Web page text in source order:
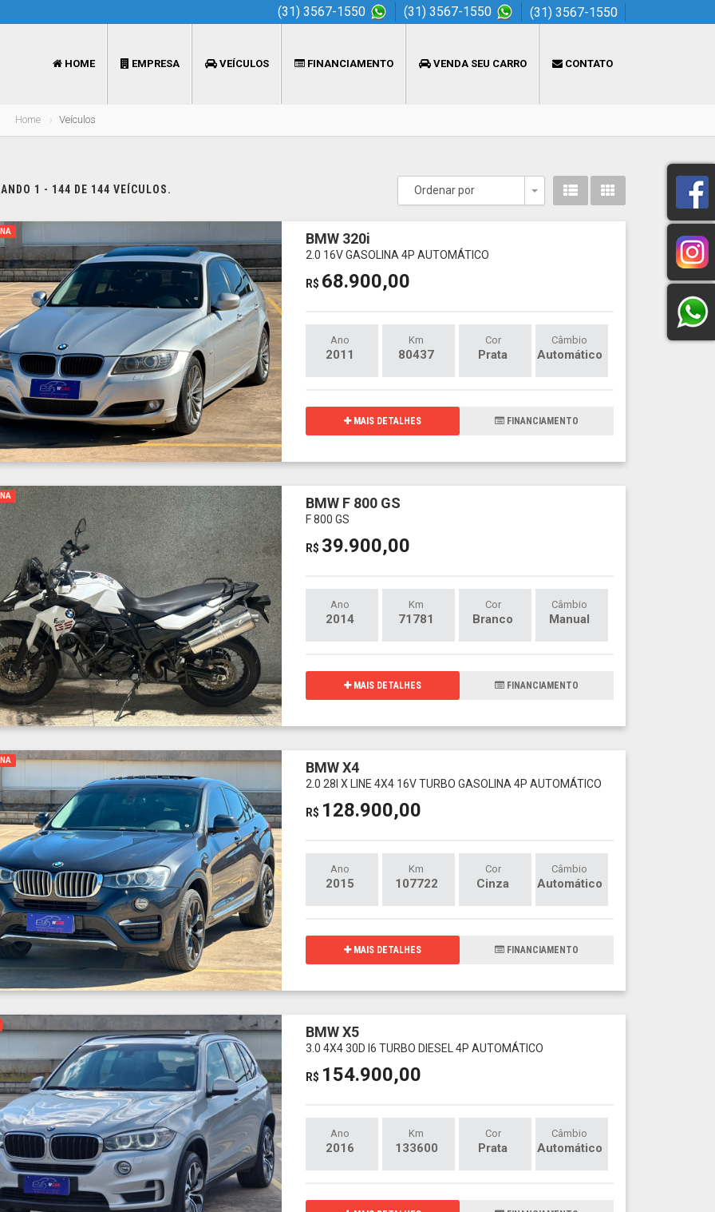
(31) 3567-1550 (31) 3567-1550 (31) 3567-1550
HOME EMPRESA VEÍCULOS FINANCIAMENTO VENDA SEU CARRO CONTATO
Home Veículos
1 - 144 DE 144 VEÍCULOS. Ordenar por
Toggle Dropdown
BMW 320i
2.0 16V GASOLINA 4P AUTOMÁTICO
R$ 68.900,00
Ano
2011
Km
80437
Cor
Prata
Câmbio
Automático
MAIS DETALHES FINANCIAMENTO
BMW F 800 GS
F 800 GS
R$ 39.900,00
Ano
2014
Km
71781
Cor
Branco
Câmbio
Manual
MAIS DETALHES FINANCIAMENTO
BMW X4
2.0 28I X LINE 4X4 16V TURBO GASOLINA 4P AUTOMÁTICO
R$ 128.900,00
Ano
2015
Km
107722
Cor
Cinza
Câmbio
Automático
MAIS DETALHES FINANCIAMENTO
BMW X5
3.0 4X4 30D I6 TURBO DIESEL 4P AUTOMÁTICO
R$ 154.900,00
Ano
2016
Km
133600
Cor
Prata
Câmbio
Automático